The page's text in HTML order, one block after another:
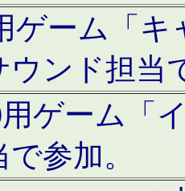
ゲーム「
ウンド担当
用ゲーム「
参加。